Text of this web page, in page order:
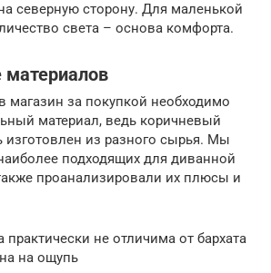
северную сторону. Для маленькой
света – основа комфорта.
материалов
магазин за покупкой необходимо
материал, ведь коричневый
из разного сырья. Мы
подходящих для диванной
проанализировали их плюсы и
не отличима от бархата
на ощупь